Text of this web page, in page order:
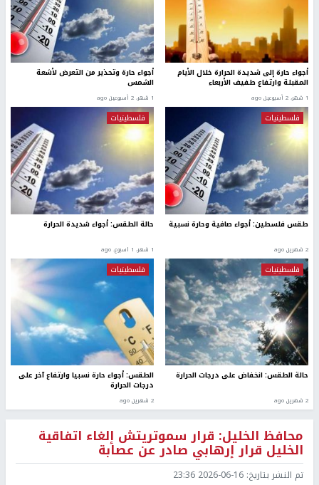
أجواء حارة إلى شديدة الحرارة خلال الأيام
المقبلة وارتفاع طفيف الأربعاء
1 شهر، 2 أسبوعين ago
أجواء حارة وتحذير من التعرض لأشعة
الشمس
1 شهر، 2 أسبوعين ago
فلسطينيات
طقس فلسطين: أجواء صافية وحارة نسبية
2 شهرين ago
فلسطينيات
حالة الطقس: أجواء شديدة الحرارة
1 شهر، 1 اسبوع. ago
فلسطينيات
حالة الطقس: انخفاض على درجات الحرارة
2 شهرين ago
فلسطينيات
الطقس: أجواء حارة نسبيا وارتفاع آخر على
درجات الحرارة
2 شهرين ago
محافظ الخليل: قرار سموتريتش إلغاء اتفاقية
الخليل قرار إرهابي صادر عن عصابة
تم النشر بتاريخ: 2026-06-16 23:36